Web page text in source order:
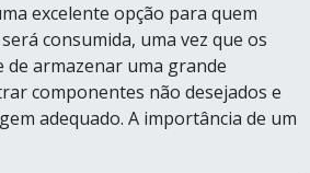
excelente opção para quem
consumida, uma vez que os
de armazenar uma grande
componentes não desejados e
adequado. A importância de um